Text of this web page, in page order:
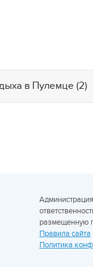
в Пулемце (2)
размещенную
Правила сайта
Политика